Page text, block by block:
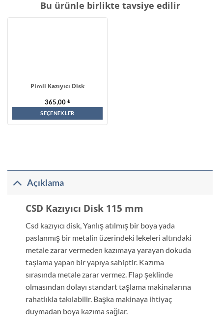
Bu ürünle birlikte tavsiye edilir
Pimli Kazıyıcı Disk
365,00 ₺
SEÇENEKLER
Bu
var.
ürün
sayfasından
seçilebilir
Açıklama
CSD Kazıyıcı Disk 115 mm
Csd kazıyıcı disk, Yanlış atılmış bir boya yada
paslanmış bir metalin üzerindeki lekeleri altındaki
metale zarar vermeden kazımaya yarayan dokuda
taşlama yapan bir yapıya sahiptir. Kazıma
sırasında metale zarar vermez. Flap şeklinde
olmasından dolayı standart taşlama makinalarına
rahatlıkla takılabilir. Başka makinaya ihtiyaç
duymadan boya kazıma sağlar.